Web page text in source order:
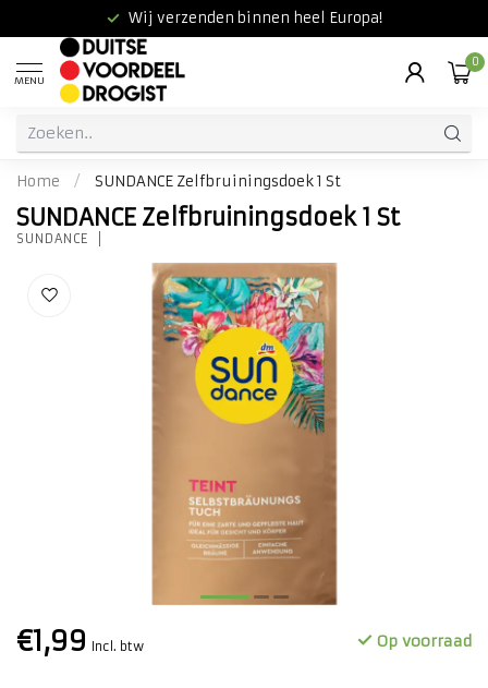
Wij verzenden binnen heel Europa!
MENU
0
Home / SUNDANCE Zelfbruiningsdoek 1 St
SUNDANCE Zelfbruiningsdoek 1 St
SUNDANCE
€1,99 Incl. btw Op voorraad